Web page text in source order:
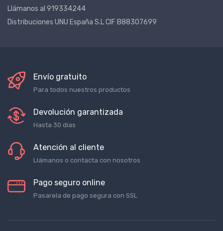
Llámanos al 919334244
Distribuciones UNU España S.L CIF B88307699
Envío gratuito
Para todos nuestros productos
Devolución garantizada
Hasta 30 días
Atención al cliente
Llámanos o contacta con nosotros
Pago seguro online
Pasarela de pago segura con SSL